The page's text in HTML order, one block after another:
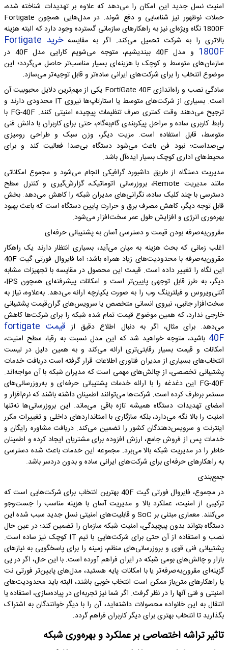
امنیت نسل جدید این امکان را می‌دهد که علاوه بر تهدیدات شناخته شده،
حملات نوظهور نیز شناسایی و دفع شوند. در مدل‌هایی همچون Fortigate
1800F نگاه ویژه‌ای نیز به راهکارهای سازمانی گسترده وجود دارد که البته هزینه
بالاتری را به شرکت تحمیل می‌کند. اگر به مقایسه
خرید Fortigate
1800F
و مدل 40F بیندیشیم، متوجه می‌شویم کارایی مدل 40F در
سازمان‌های متوسط و کوچک با هزینه‌ای بسیار مناسب‌تر حاصل می‌گردد؛ این
موضوع انتخاب را برای شرکت‌های ایرانی ساده‌تر و قابل توجیه‌تر می‌سازد.
سادگی نصب و راه‌اندازی FortiGate 40F یکی از مهم‌ترین دلایل محبوبیت آن
است. بسیاری از شرکت‌های متوسط یا استارتاپ‌ها نیروی IT محدودی دارند و
ترجیح می‌دهند وقت کمتری صرف تنظیمات پیچیده امنیتی کنند. FG-40F با
رابط کاربری ساده و مراحل پیکربندی گام‌به‌گام، حتی برای کاربران با دانش فنی
متوسط، قابل استفاده است. مزیت دیگر، وزن سبک و طراحی رومیزی
بی‌صداست؛ نبود فن باعث می‌شود دستگاه بی‌صدا فعالیت کند و برای
محیط‌های اداری کوچک بسیار ایده‌آل باشد.
مدیریت دستگاه از طریق داشبورد گرافیکی انجام می‌شود و مجموع امکاناتی
مانند مدیریت Remote، بروزرسانی اتوماتیک، گزارش‌گیری و کنترل سطح
دسترسی با چند کلیک ساده، نگرانی‌های مدیران شبکه را کاهش می‌دهد. بخش
قابل توجه دیگر، کاهش مصرف برق و حرارت پایین دستگاه است که باعث بهبود
بهره‌وری انرژی و افزایش طول عمر سخت‌افزار می‌شود.
مقرون‌به‌صرفه بودن قیمت و دسترسی آسان به پشتیبانی حرفه‌ای
اغلب زمانی که بحث هزینه به میان می‌آید، بسیاری انتظار دارند یک راهکار
مقرون‌به‌صرفه با محدودیت‌های زیاد همراه باشد؛ اما فایروال فورتی گیت 40F
این نگاه را تغییر داده است. قیمت این محصول در مقایسه با تجهیزات مشابه
دیگر، به طرز قابل توجهی پایین‌تر است و امکانات پیشرفته‌ای همچون IPS،
آنتی‌ویروس و فیلترینگ وب را به صورت یکپارچه ارائه می‌دهد. به‌علاوه، نیاز به
سخت‌افزار جانبی، نیروی انسانی متخصص یا سرویس‌های گران‌قیمت پشتیبانی
خارجی ندارد، که همین موضوع قیمت تمام شده شبکه را برای شرکت‌ها کاهش
می‌دهد. برای مثال، اگر به دنبال اطلاع دقیق از
قیمت fortigate
40F باشید، متوجه خواهید شد که این مدل نسبت به رقبا، سطح امنیت،
امکانات و قیمت بسیار رقابتی‌تری ارائه می‌کند و به همین دلیل در لیست
انتخاب‌های بسیاری از مدیران فناوری‌ اطلاعات قرار گرفته است.دریافت خدمات
پشتیبانی تخصصی، از چالش‌های مهمی است که مدیران شبکه با آن مواجه‌اند.
FG-40F این دغدغه را با ارائه خدمات پشتیبانی حرفه‌ای و به‌روزرسانی‌های
مستمر برطرف کرده است. شرکت‌ها می‌توانند اطمینان داشته باشند که نرم‌افزار و
امضای تهدیدات دستگاه همیشه تازه باقی می‌ماند. این بروزرسانی‌ها نه‌تنها
امنیت را بالا نگه می‌دارد، بلکه سازگاری با استانداردهای داخلی و تغییرات مکرر
اینترنت و سرویس‌دهندگان کشور را تضمین می‌کند. دریافت مشاوره رایگان و
خدمات پس از فروش جامع، ارزش افزوده برای مشتریان ایجاد کرده و اطمینان
خاطر را در مدیریت شبکه بالا می‌برد. مجموعه این خدمات باعث شده دسترسی
به راهکارهای حرفه‌ای برای شرکت‌های ایرانی ساده و بدون دردسر باشد.
جمع‌بندی
در مجموع، فایروال فورتی گیت 40F بهترین انتخاب برای شرکت‌هایی است که
ترکیبی از امنیت، عملکرد بالا و مدیریت آسان با هزینه مناسب را جست‌وجو
می‌کنند. معماری مبتنی بر SoC و قابلیت‌های امنیتی نسل جدید سبب شده این
دستگاه بتواند بدون پیچیدگی، امنیت شبکه سازمان را تضمین کند؛ در عین حال
نصب و استفاده از آن حتی برای شرکت‌هایی با تیم IT کوچک نیز ساده است.
پشتیبانی فنی قوی و بروزرسانی‌های منظم، زمینه را برای پاسخگویی به نیازهای
بازار و چالش‌های بومی شبکه در ایران فراهم آورده است. با این حال، اگر در پی
گزینه‌ای مقرون‌به‌صرفه‌تر یا با امکانات پایه هستید، مدل‌های پایین‌تر فورتی نت
یا راهکارهای متن‌باز ممکن است انتخاب خوبی باشند، البته باید محدودیت‌های
امنیتی و فنی آنها را در نظر گرفت. اگر شما نیز تجربه‌ای در پیاده‌سازی، استفاده یا
انتقال به این خانواده محصولات داشته‌اید، آن را با دیگر خوانندگان به اشتراک
بگذارید تا انتخاب بهتری برای دیگر کاربران فراهم گردد.
تاثیر تراشه اختصاصی بر عملکرد و بهره‌وری شبکه